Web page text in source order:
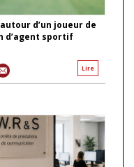
d’un joueur de
d’agent sportif
Lire